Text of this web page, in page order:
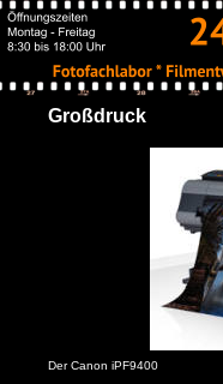
Großdruck
Der Canon iPF9400